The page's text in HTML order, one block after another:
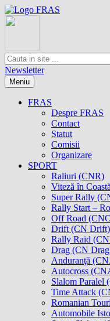
Newsletter
Meniu
FRAS
Despre FRAS
Contact
Statut
Comisii
Organizare
SPORT
Raliuri (CNR)
Viteză în
Super Rally
Rally Start –
Off Road
Drift (CN Drift)
Rally Raid
Drag (CN
Anduranţă
Autocross
Slalom Paralel
Time Attack
Romanian
Automobile